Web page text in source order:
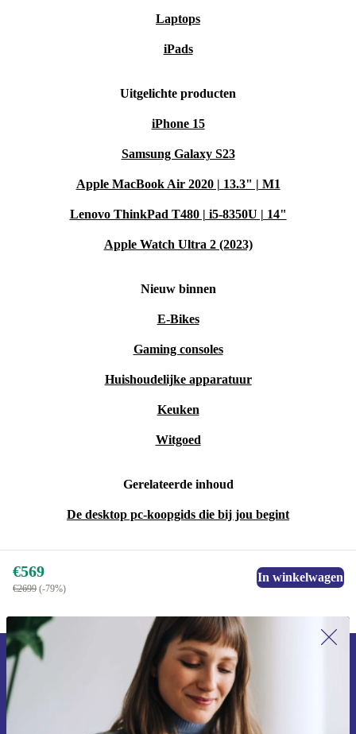
Laptops
iPads
Uitgelichte producten
iPhone 15
Samsung Galaxy S23
Apple MacBook Air 2020 | 13.3" | M1
Lenovo ThinkPad T480 | i5-8350U | 14"
Apple Watch Ultra 2 (2023)
Nieuw binnen
E-Bikes
Gaming consoles
Huishoudelijke apparatuur
Keuken
Witgoed
Gerelateerde inhoud
De desktop pc-koopgids die bij jou begint
€569
€2699 (-79%)
In winkelwagen
Meld je aan voor onze nieuwsbrief en
ontvang €15 korting!
Mis nooit meer een aanbieding.